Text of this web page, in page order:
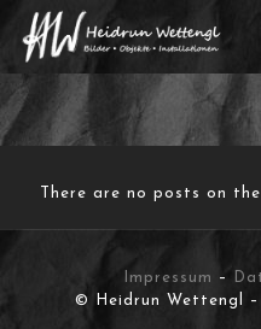
There are no posts on
Impressum –
© Heidrun Wettengl